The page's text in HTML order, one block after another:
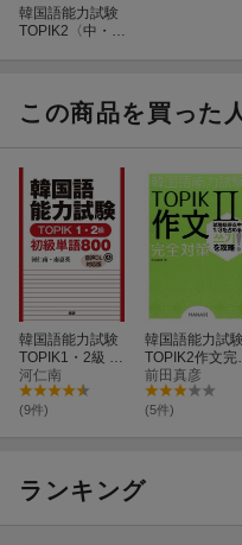
韓国語能力試験
TOPIK2〈中・上
この商品を買った
韓国語能力試験
TOPIK1・2級 初
級単語800【音
声DL対応版】
河仁南
(9件)
韓国語能力試験
TOPIK2作文完全
対策
前田真彦
(5件)
ランキング